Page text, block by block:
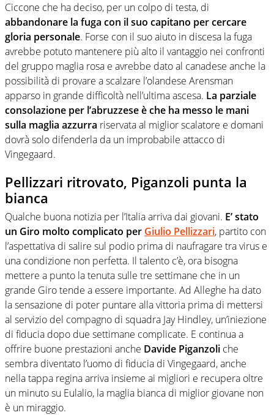
Ciccone che ha deciso, per un colpo di testa, di
abbandonare la fuga con il suo capitano per cercare
gloria personale. Forse con il suo aiuto in discesa la fuga
avrebbe potuto mantenere più alto il vantaggio nei confronti
del gruppo maglia rosa e avrebbe dato al canadese anche la
possibilità di provare a scalzare l’olandese Arensman
apparso in grande difficoltà nell’ultima ascesa. La parziale
consolazione per l’abruzzese è che ha messo le mani
sulla maglia azzurra riservata al miglior scalatore e domani
dovrà solo difenderla da un improbabile attacco di
Vingegaard.
Pellizzari ritrovato, Piganzoli punta la
bianca
Qualche buona notizia per l’Italia arriva dai giovani. E’ stato
un Giro molto complicato per Giulio Pellizzari, partito con
l’aspettativa di salire sul podio prima di naufragare tra virus e
una condizione non perfetta. Il talento c’è, ora bisogna
mettere a punto la tenuta sulle tre settimane che in un
grande Giro tende a essere importante. Ad Alleghe ha dato
la sensazione di poter puntare alla vittoria prima di mettersi
al servizio del compagno di squadra Jay Hindley, un’iniezione
di fiducia dopo due settimane complicate. E continua a
offrire buone prestazioni anche Davide Piganzoli che
sembra diventato l’uomo di fiducia di Vingegaard, anche
nella tappa regina arriva insieme ai migliori e recupera oltre
un minuto su Eulalio, la maglia bianca di miglior giovane non
è un miraggio.